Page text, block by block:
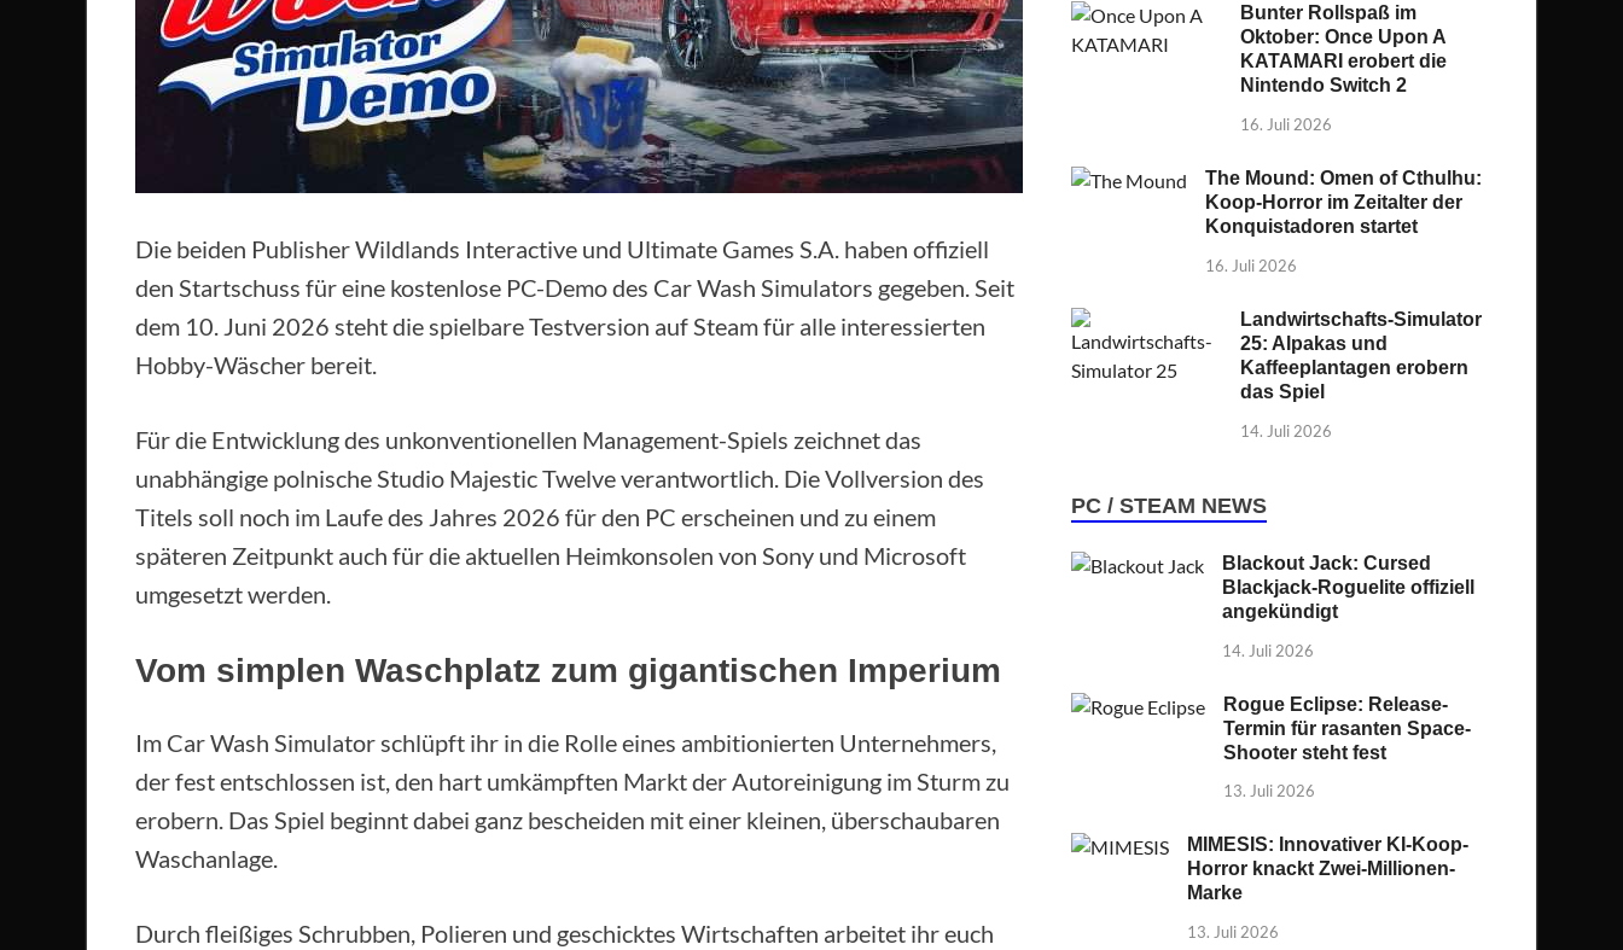
Die beiden Publisher Wildlands Interactive und Ultimate Games S.A. haben offiziell
den Startschuss für eine kostenlose PC-Demo des Car Wash Simulators gegeben. Seit
dem 10. Juni 2026 steht die spielbare Testversion auf Steam für alle interessierten
Hobby-Wäscher bereit.
Für die Entwicklung des unkonventionellen Management-Spiels zeichnet das
unabhängige polnische Studio Majestic Twelve verantwortlich. Die Vollversion des
Titels soll noch im Laufe des Jahres 2026 für den PC erscheinen und zu einem
späteren Zeitpunkt auch für die aktuellen Heimkonsolen von Sony und Microsoft
umgesetzt werden.
Vom simplen Waschplatz zum gigantischen Imperium
Im Car Wash Simulator schlüpft ihr in die Rolle eines ambitionierten Unternehmers,
der fest entschlossen ist, den hart umkämpften Markt der Autoreinigung im Sturm zu
erobern. Das Spiel beginnt dabei ganz bescheiden mit einer kleinen, überschaubaren
Waschanlage.
Durch fleißiges Schrubben, Polieren und geschicktes Wirtschaften arbeitet ihr euch
Bunter Rollspaß im
Oktober: Once Upon A
KATAMARI erobert die
Nintendo Switch 2
16. Juli 2026
The Mound: Omen of Cthulhu:
Koop-Horror im Zeitalter der
Konquistadoren startet
16. Juli 2026
Landwirtschafts-Simulator
25: Alpakas und
Kaffeeplantagen erobern
das Spiel
14. Juli 2026
PC / STEAM NEWS
Blackout Jack: Cursed
Blackjack-Roguelite offiziell
angekündigt
14. Juli 2026
Rogue Eclipse: Release-
Termin für rasanten Space-
Shooter steht fest
13. Juli 2026
MIMESIS: Innovativer KI-Koop-
Horror knackt Zwei-Millionen-
Marke
13. Juli 2026